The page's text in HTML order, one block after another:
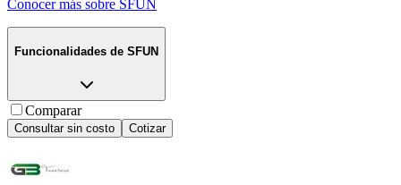
Conocer más sobre SFUN
Funcionalidades de SFUN
Comparar
Consultar sin costo Cotizar